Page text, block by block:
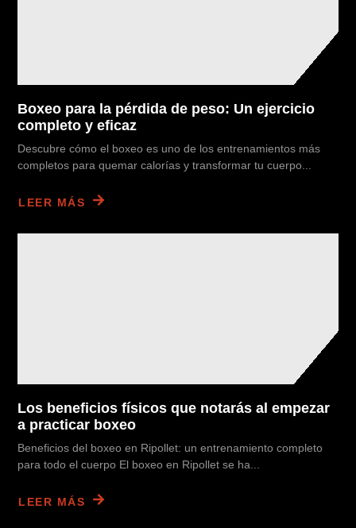
Boxeo para la pérdida de peso: Un ejercicio
completo y eficaz
Descubre cómo el boxeo es uno de los entrenamientos más
completos para quemar calorías y transformar tu cuerpo...
LEER MÁS
Los beneficios físicos que notarás al empezar
a practicar boxeo
Beneficios del boxeo en Ripollet: un entrenamiento completo
para todo el cuerpo El boxeo en Ripollet se ha...
LEER MÁS